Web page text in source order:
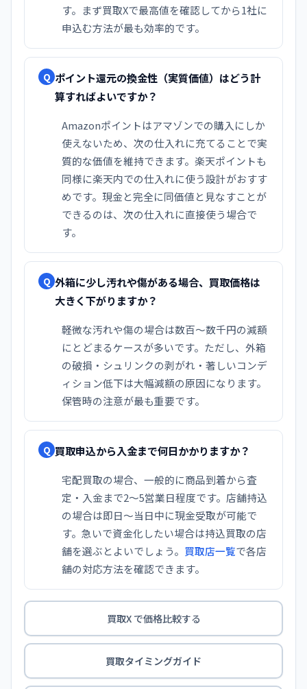
す。まず買取Xで最高値を確認してから1社に
申込む方法が最も効率的です。
Q ポイント還元の換金性（実質価値）はどう計
算すればよいですか？
Amazonポイントはアマゾンでの購入にしか
使えないため、次の仕入れに充てることで実
質的な価値を維持できます。楽天ポイントも
同様に楽天内での仕入れに使う設計がおすす
めです。現金と完全に同価値と見なすことが
できるのは、次の仕入れに直接使う場合で
す。
Q 外箱に少し汚れや傷がある場合、買取価格は
大きく下がりますか？
軽微な汚れや傷の場合は数百〜数千円の減額
にとどまるケースが多いです。ただし、外箱
の破損・シュリンクの剥がれ・著しいコンデ
ィション低下は大幅減額の原因になります。
保管時の注意が最も重要です。
Q 買取申込から入金まで何日かかりますか？
宅配買取の場合、一般的に商品到着から査
定・入金まで2〜5営業日程度です。店舗持込
の場合は即日〜当日中に現金受取が可能で
す。急いで資金化したい場合は持込買取の店
舗を選ぶとよいでしょう。 買取店一覧で各店
舗の対応方法を確認できます。
買取X で価格比較する
買取タイミングガイド